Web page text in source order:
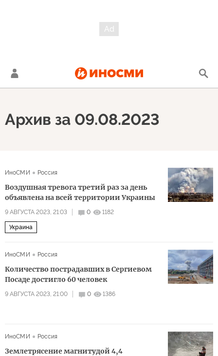
Архив за 09.08.2023
ИноСМИ Россия
Воздушная тревога третий раз за день
объявлена на всей территории Украины
9 АВГУСТА 2023, 21:03 0 1182
Украина
ИноСМИ Россия
Количество пострадавших в Сергиевом
Посаде достигло 60 человек
9 АВГУСТА 2023, 21:00 0 1386
ИноСМИ Россия
Землетрясение магнитудой 4,4